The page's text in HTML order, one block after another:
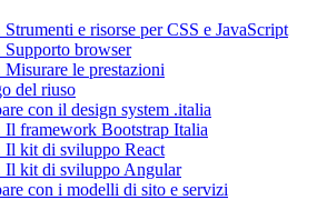
Strumenti e risorse per CSS e JavaScript
Supporto browser
Misurare le prestazioni
del riuso
con il design system .italia
Il framework Bootstrap Italia
Il kit di sviluppo React
Il kit di sviluppo Angular
con i modelli di sito e servizi